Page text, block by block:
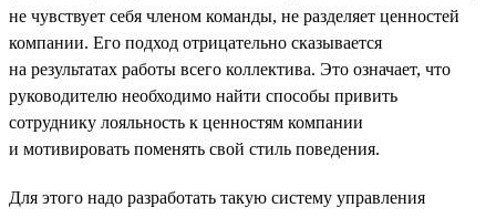
не чувствует себя членом команды, не разделяет ценностей
компании. Его подход отрицательно сказывается
на результатах работы всего коллектива. Это означает, что
руководителю необходимо найти способы привить
сотруднику лояльность к ценностям компании
и мотивировать поменять свой стиль поведения.
Для этого надо разработать такую систему управления